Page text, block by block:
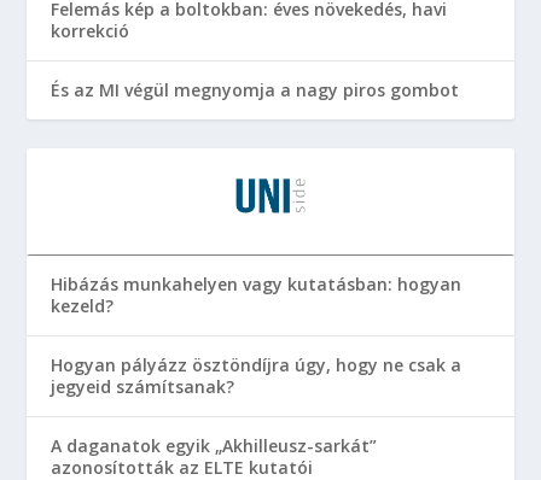
Felemás kép a boltokban: éves növekedés, havi
korrekció
És az MI végül megnyomja a nagy piros gombot
Hibázás munkahelyen vagy kutatásban: hogyan
kezeld?
Hogyan pályázz ösztöndíjra úgy, hogy ne csak a
jegyeid számítsanak?
A daganatok egyik „Akhilleusz-sarkát”
azonosították az ELTE kutatói